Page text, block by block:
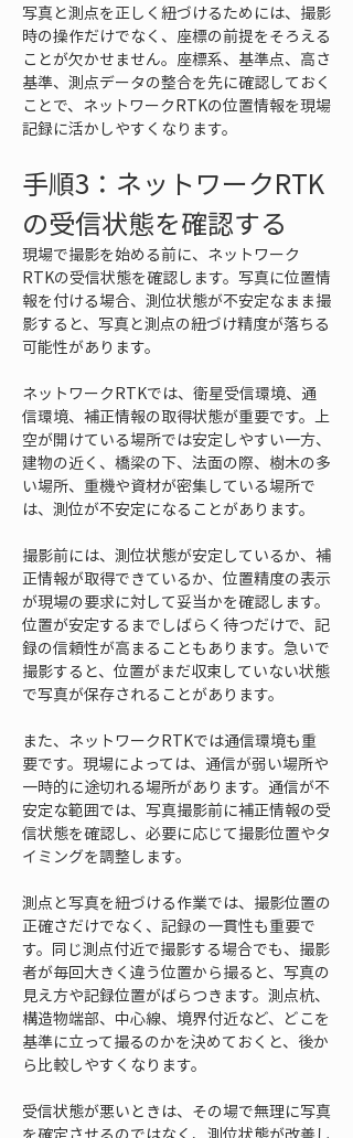
写真と測点を正しく紐づけるためには、撮影
時の操作だけでなく、座標の前提をそろえる
ことが欠かせません。座標系、基準点、高さ
基準、測点データの整合を先に確認しておく
ことで、ネットワークRTKの位置情報を現場
記録に活かしやすくなります。
手順3：ネットワークRTK
の受信状態を確認する
現場で撮影を始める前に、ネットワーク
RTKの受信状態を確認します。写真に位置情
報を付ける場合、測位状態が不安定なまま撮
影すると、写真と測点の紐づけ精度が落ちる
可能性があります。
ネットワークRTKでは、衛星受信環境、通
信環境、補正情報の取得状態が重要です。上
空が開けている場所では安定しやすい一方、
建物の近く、橋梁の下、法面の際、樹木の多
い場所、重機や資材が密集している場所で
は、測位が不安定になることがあります。
撮影前には、測位状態が安定しているか、補
正情報が取得できているか、位置精度の表示
が現場の要求に対して妥当かを確認します。
位置が安定するまでしばらく待つだけで、記
録の信頼性が高まることもあります。急いで
撮影すると、位置がまだ収束していない状態
で写真が保存されることがあります。
また、ネットワークRTKでは通信環境も重
要です。現場によっては、通信が弱い場所や
一時的に途切れる場所があります。通信が不
安定な範囲では、写真撮影前に補正情報の受
信状態を確認し、必要に応じて撮影位置やタ
イミングを調整します。
測点と写真を紐づける作業では、撮影位置の
正確さだけでなく、記録の一貫性も重要で
す。同じ測点付近で撮影する場合でも、撮影
者が毎回大きく違う位置から撮ると、写真の
見え方や記録位置がばらつきます。測点杭、
構造物端部、中心線、境界付近など、どこを
基準に立って撮るのかを決めておくと、後か
ら比較しやすくなります。
受信状態が悪いときは、その場で無理に写真
を確定させるのではなく、測位状態が改善し